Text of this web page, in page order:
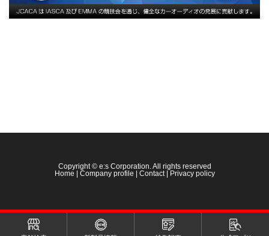
Copyright © e:s Corporation. All rights reserved
Home
Company profile Contact| Privacy policy